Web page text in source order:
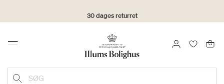
30 dages returret
Menu LOG IND
SØG